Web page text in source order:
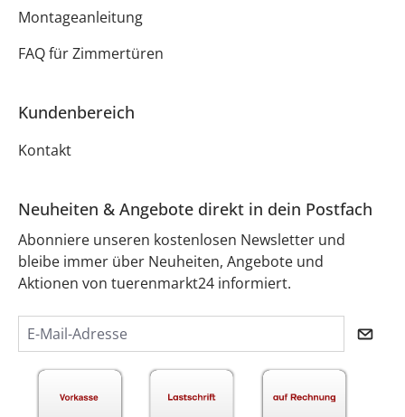
Montageanleitung
FAQ für Zimmertüren
Kundenbereich
Kontakt
Neuheiten & Angebote direkt in dein Postfach
Abonniere unseren kostenlosen Newsletter und
bleibe immer über Neuheiten, Angebote und
Aktionen von tuerenmarkt24 informiert.